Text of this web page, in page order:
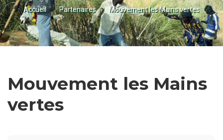
FIL
D'ARIANE
Accueil Partenaires Mouvement les Mains vertes
Mouvement les Mains
vertes